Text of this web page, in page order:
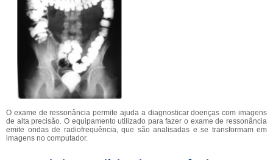
O exame de ressonância permite ajuda a diagnosticar doenças com imagens
de alta precisão. O equipamento utilizado para fazer o exame de ressonância
emite ondas de radiofrequência, que são analisadas e se transformam em
imagens no computador.